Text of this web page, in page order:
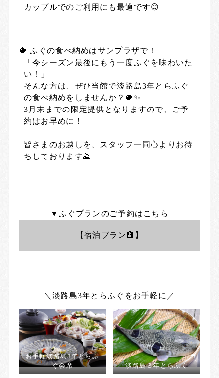
カップルでのご利用にも最適です😊
🐡 ふぐの食べ納めはサンプラザで！
「今シーズン最後にもう一度ふぐを味わいた
い！」
そんな方は、ぜひ当館で淡路島3年とらふぐ
の食べ納め をしませんか？🐡✨
3月末までの限定提供となりますので、ご予
約はお早めに！
皆さまのお越しを、スタッフ一同心よりお待
ちしております🙇
▼ふぐプランのご予約はこちら
【宿泊プラン🏨】
＼淡路島3年とらふぐをお手軽に／
お手軽淡路島3年とらふ
ぐ会席
淡路島３年とらふぐ